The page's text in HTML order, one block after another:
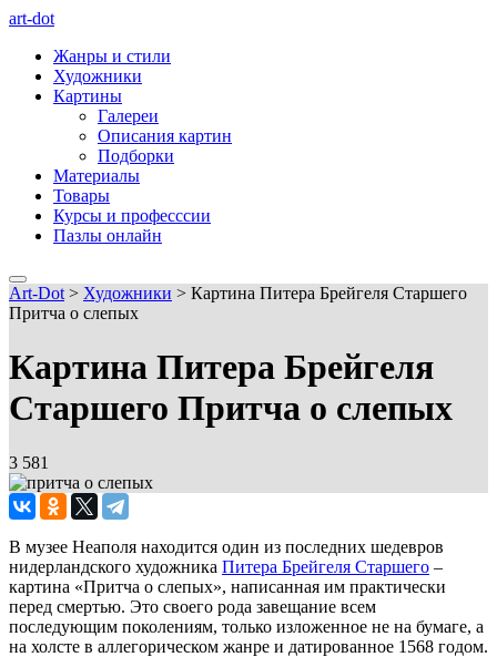
art-dot
Жанры и стили
Художники
Картины
Галереи
Описания картин
Подборки
Материалы
Товары
Курсы и професссии
Пазлы онлайн
Art-Dot > Художники > Картина Питера Брейгеля Старшего
Притча о слепых
Картина Питера Брейгеля
Старшего Притча о слепых
3 581
В музее Неаполя находится один из последних шедевров
нидерландского художника Питера Брейгеля Старшего –
картина «Притча о слепых», написанная им практически
перед смертью. Это своего рода завещание всем
последующим поколениям, только изложенное не на бумаге, а
на холсте в аллегорическом жанре и датированное 1568 годом.